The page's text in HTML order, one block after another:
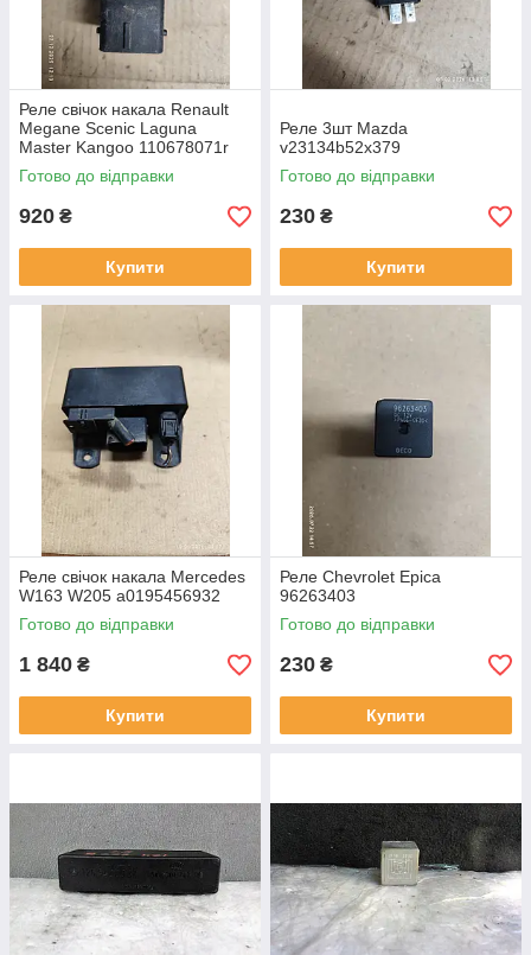
Реле свічок накала Renault
Megane Scenic Laguna
Master Kangoo 110678071r
Готово до відправки
920 ₴
Купити
Реле 3шт Mazda
v23134b52x379
Готово до відправки
230 ₴
Купити
Реле свічок накала Mercedes
W163 W205 a0195456932
Готово до відправки
1 840 ₴
Купити
Реле Chevrolet Epica
96263403
Готово до відправки
230 ₴
Купити